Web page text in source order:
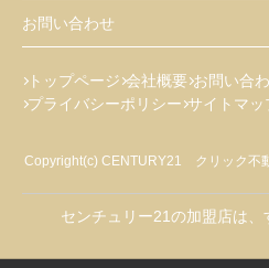
お問い合わせ
トップページ 会社概要 お問い合
プライバシーポリシー サイトマッ
Copyright(c) CENTURY21 クリック不
センチュリー21の加盟店は、